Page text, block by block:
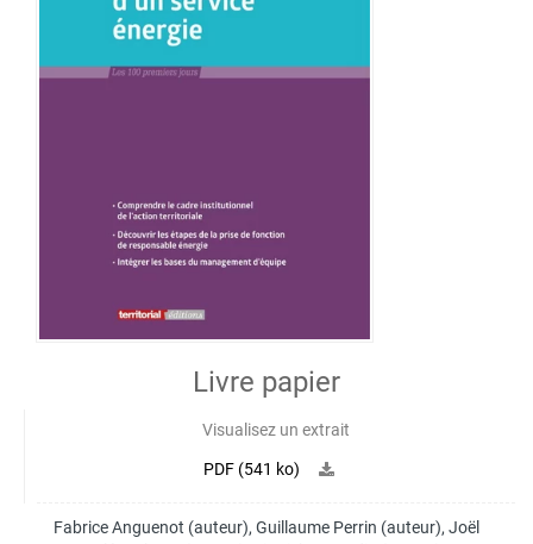
Livre papier
Visualisez un extrait
PDF (541 ko)
Fabrice Anguenot (auteur), Guillaume Perrin (auteur), Joël